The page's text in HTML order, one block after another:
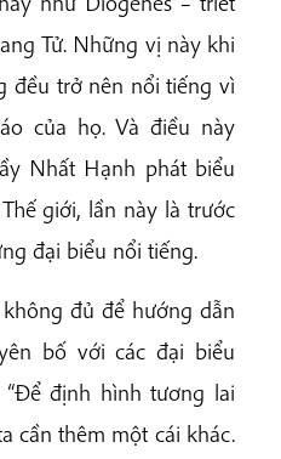
Tử. Những vị này khi
đều trở nên nổi tiếng vì
của họ. Và điều này
Nhất Hạnh phát biểu
giới, lần này là trước
đại biểu nổi tiếng.
đủ để hướng dẫn
bố với các đại biểu
định hình tương lai
cần thêm một cái khác.